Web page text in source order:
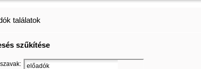
találatok
szűkítése